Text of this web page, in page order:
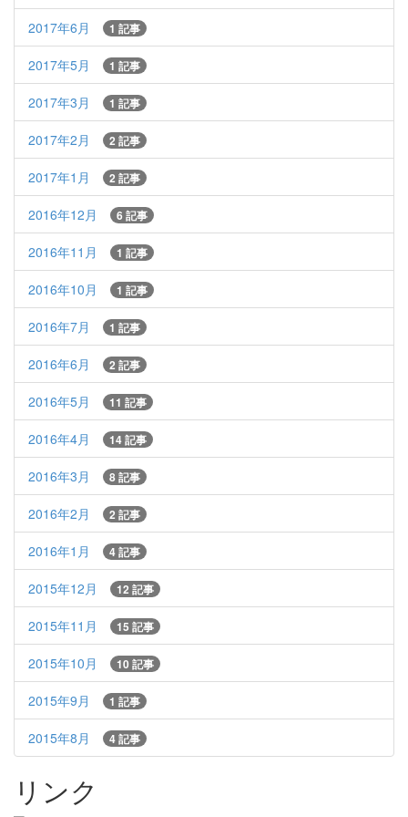
2017年6月 1 記事
2017年5月 1 記事
2017年3月 1 記事
2017年2月 2 記事
2017年1月 2 記事
2016年12月 6 記事
2016年11月 1 記事
2016年10月 1 記事
2016年7月 1 記事
2016年6月 2 記事
2016年5月 11 記事
2016年4月 14 記事
2016年3月 8 記事
2016年2月 2 記事
2016年1月 4 記事
2015年12月 12 記事
2015年11月 15 記事
2015年10月 10 記事
2015年9月 1 記事
2015年8月 4 記事
リンク